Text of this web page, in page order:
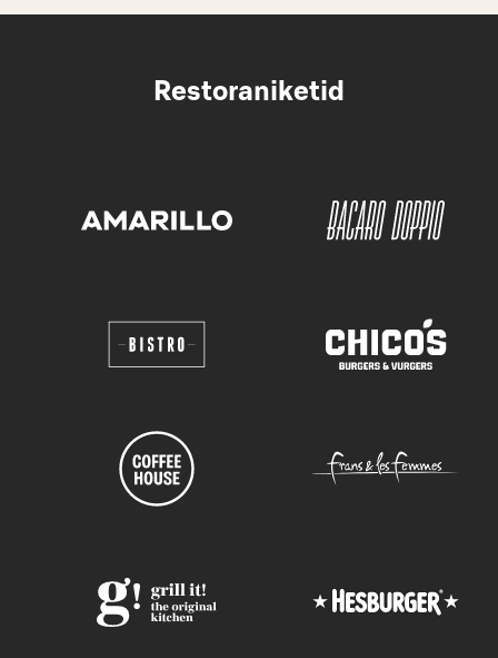
Restoraniketid